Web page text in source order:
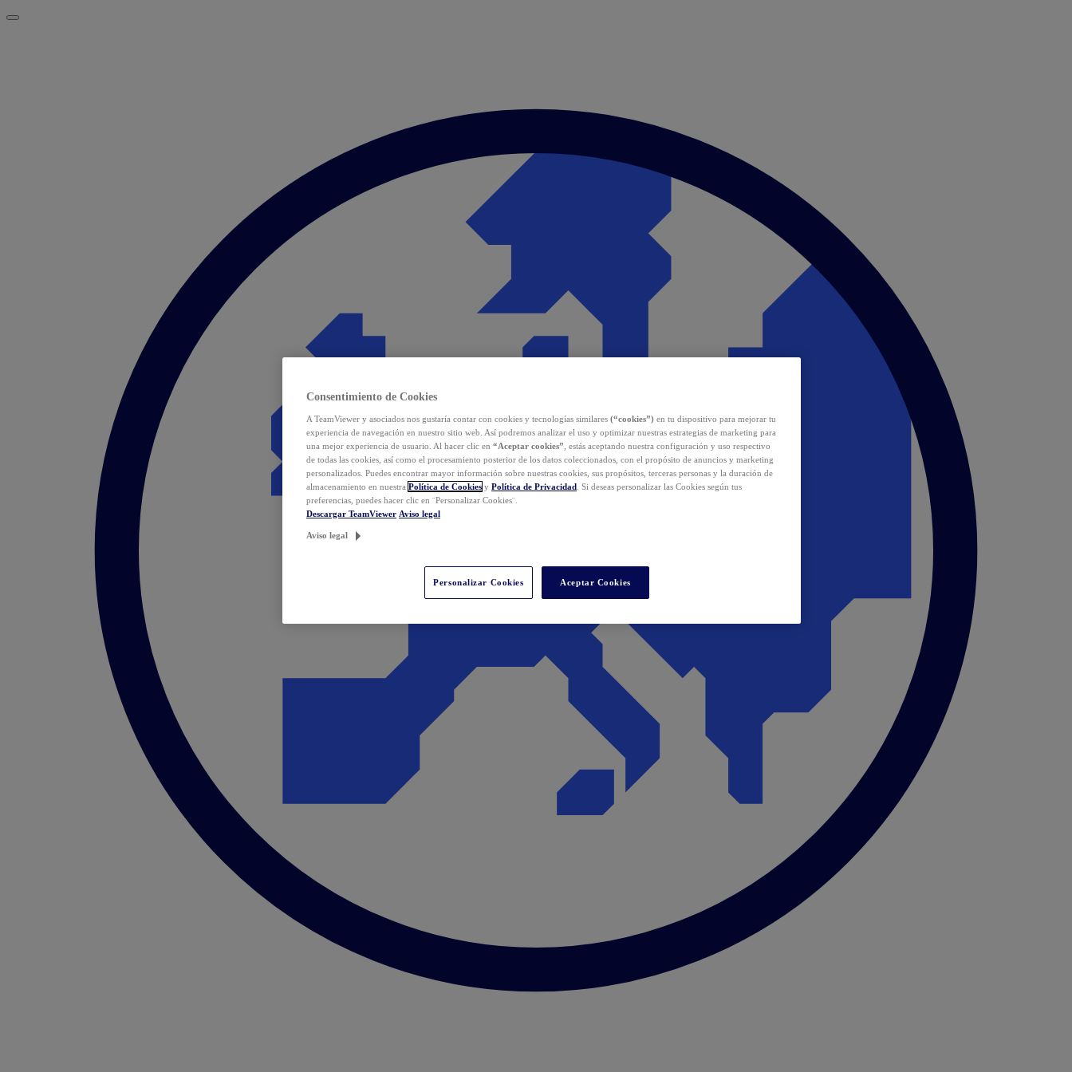
Consentimiento de Cookies
A TeamViewer y asociados nos gustaría contar con cookies y tecnologías similares (“cookies”) en tu dispositivo para mejorar tu
experiencia de navegación en nuestro sitio web. Así podremos analizar el uso y optimizar nuestras estrategias de marketing para
una mejor experiencia de usuario. Al hacer clic en “Aceptar cookies” , estás aceptando nuestra configuración y uso respectivo
de todas las cookies, así como el procesamiento posterior de los datos coleccionados, con el propósito de anuncios y marketing
personalizados. Puedes encontrar mayor información sobre nuestras cookies, sus propósitos, terceras personas y la duración de
almacenamiento en nuestra Política de Cookies y Política de Privacidad . Si deseas personalizar las Cookies según tus
preferencias, puedes hacer clic en ¨Personalizar Cookies¨.
Descargar TeamViewer Aviso legal
Aviso legal
Personalizar Cookies Aceptar Cookies